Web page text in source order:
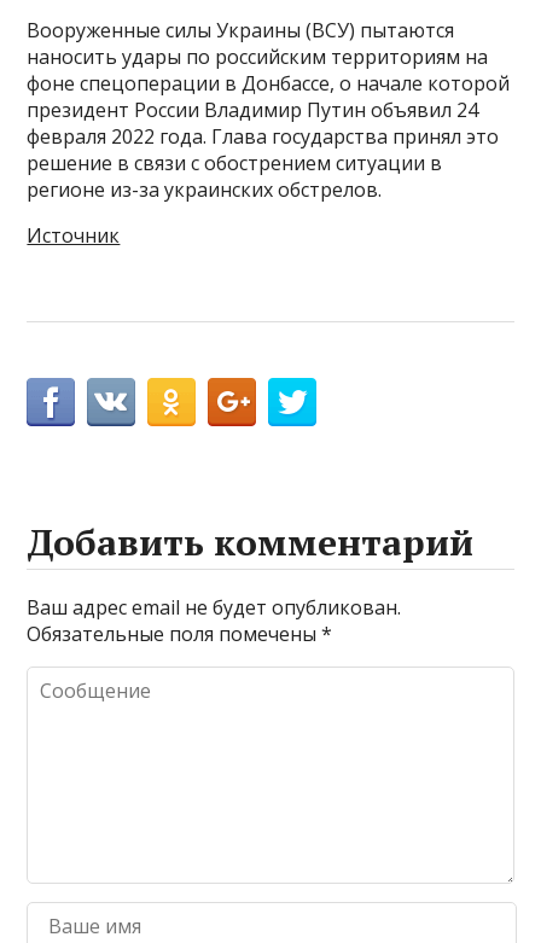
Вооруженные силы Украины (ВСУ) пытаются
наносить удары по российским территориям на
фоне спецоперации в Донбассе, о начале которой
президент России Владимир Путин объявил 24
февраля 2022 года. Глава государства принял это
решение в связи с обострением ситуации в
регионе из-за украинских обстрелов.
Источник
Добавить комментарий
Ваш адрес email не будет опубликован.
Обязательные поля помечены*